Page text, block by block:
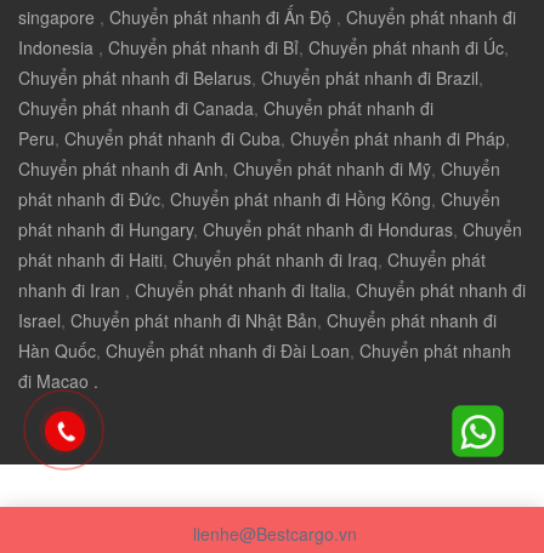
singapore , Chuyển phát nhanh đi Ấn Độ , Chuyển phát nhanh đi
Indonesia , Chuyển phát nhanh đi Bỉ, Chuyển phát nhanh đi Úc,
Chuyển phát nhanh đi Belarus, Chuyển phát nhanh đi Brazil,
Chuyển phát nhanh đi Canada, Chuyển phát nhanh đi
Peru, Chuyển phát nhanh đi Cuba, Chuyển phát nhanh đi Pháp,
Chuyển phát nhanh đi Anh, Chuyển phát nhanh đi Mỹ, Chuyển
phát nhanh đi Đức, Chuyển phát nhanh đi Hồng Kông, Chuyển
phát nhanh đi Hungary, Chuyển phát nhanh đi Honduras, Chuyển
phát nhanh đi Haiti, Chuyển phát nhanh đi Iraq, Chuyển phát
nhanh đi Iran , Chuyển phát nhanh đi Italia, Chuyển phát nhanh đi
Israel, Chuyển phát nhanh đi Nhật Bản, Chuyển phát nhanh đi
Hàn Quốc, Chuyển phát nhanh đi Đài Loan, Chuyển phát nhanh
đi Macao .
lienhe@Bestcargo.vn